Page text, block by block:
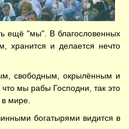
ещё "мы". В благословенных
хранится и делается нечто
свободным, окрылённым и
мы рабы Господни, так это
мире.
богатырями видится в